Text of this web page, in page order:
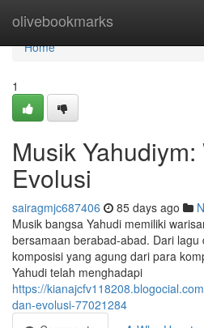
olivebookmarks
Home
Home
1
Musik
Evolusi
sairagmjc687406 85 days ago
Musik bangsa Yahudi memiliki
bersamaan berabad-abad. Dari
komposisi yang agung dari para
Yahudi telah menghadapi
https://
dan-evolusi-77021284